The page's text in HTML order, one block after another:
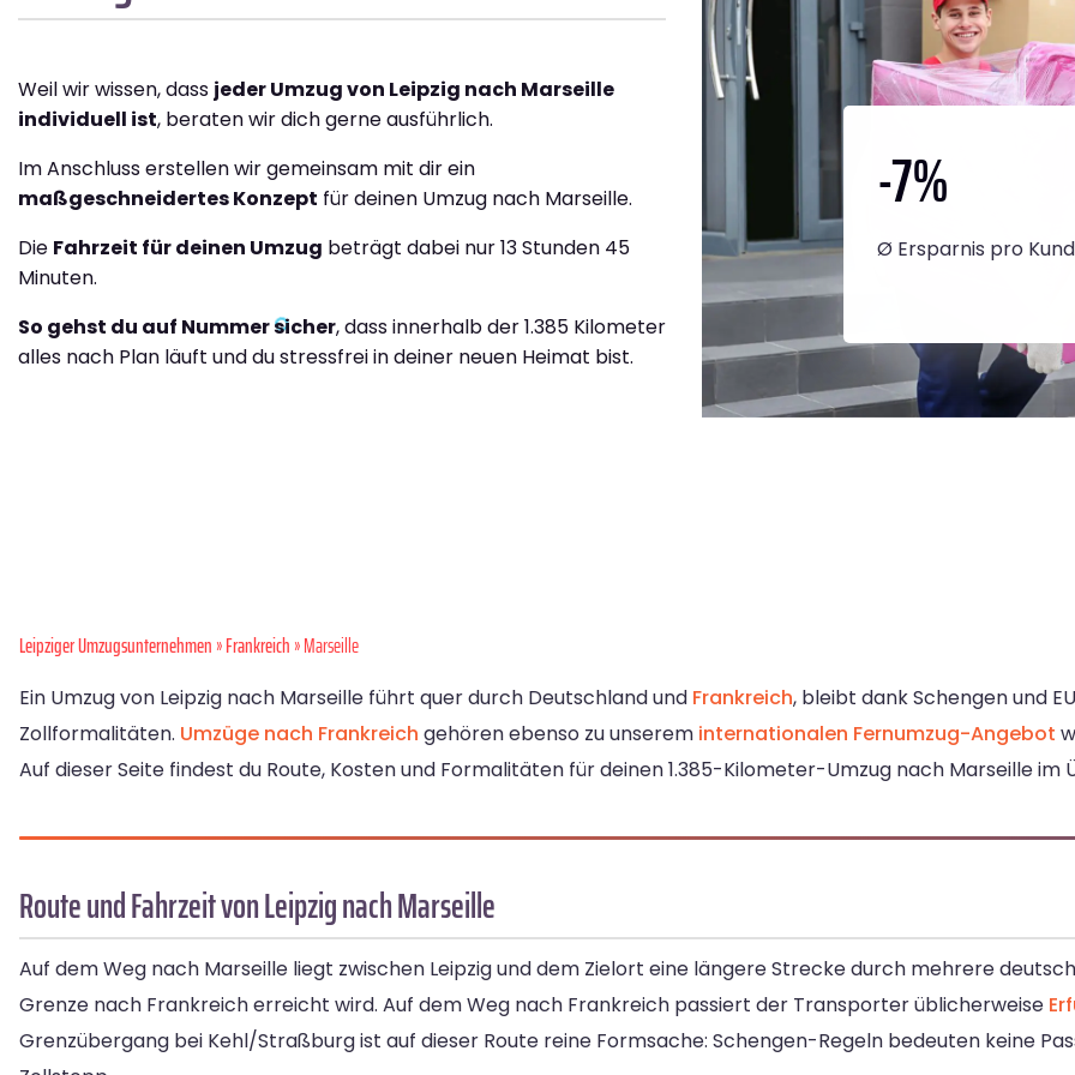
Weil wir wissen, dass jeder Umzug von Leipzig nach Marseille
individuell ist, beraten wir dich gerne ausführlich.
Im Anschluss erstellen wir gemeinsam mit dir ein
maßgeschneidertes Konzept für deinen Umzug nach Marseille.
Die Fahrzeit für deinen Umzug beträgt dabei nur 13 Stunden 45
Minuten.
So gehst du auf Nummer sicher, dass innerhalb der 1.385 Kilometer
alles nach Plan läuft und du stressfrei in deiner neuen Heimat bist.
-7%
Ø Ersparnis pro
Leipziger Umzugsunternehmen»Frankreich» Marseille
Ein Umzug von Leipzig nach Marseille führt quer durch Deutschland und Frankreich, bleibt dank Schengen und
Zollformalitäten. Umzüge nach Frankreich gehören ebenso zu unserem internationalen Fernumzug-Angebot
Auf dieser Seite findest du Route, Kosten und Formalitäten für deinen 1.385-Kilometer-Umzug nach Marseille im
Route und Fahrzeit von Leipzig nach Marseille
Auf dem Weg nach Marseille liegt zwischen Leipzig und dem Zielort eine längere Strecke durch mehrere
Grenze nach Frankreich erreicht wird. Auf dem Weg nach Frankreich passiert der Transporter üblicherweise
Grenzübergang bei Kehl/Straßburg ist auf dieser Route reine Formsache: Schengen-Regeln bedeuten keine